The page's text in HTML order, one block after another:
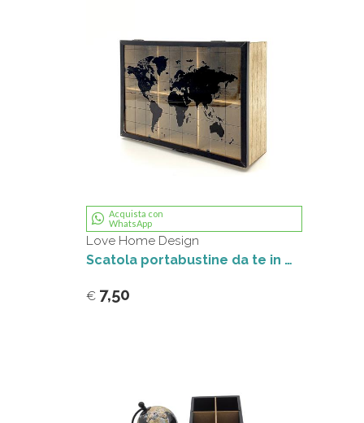
Acquista con
WhatsApp
Love Home Design
Scatola portabustine da te in mdf
€ 7,50